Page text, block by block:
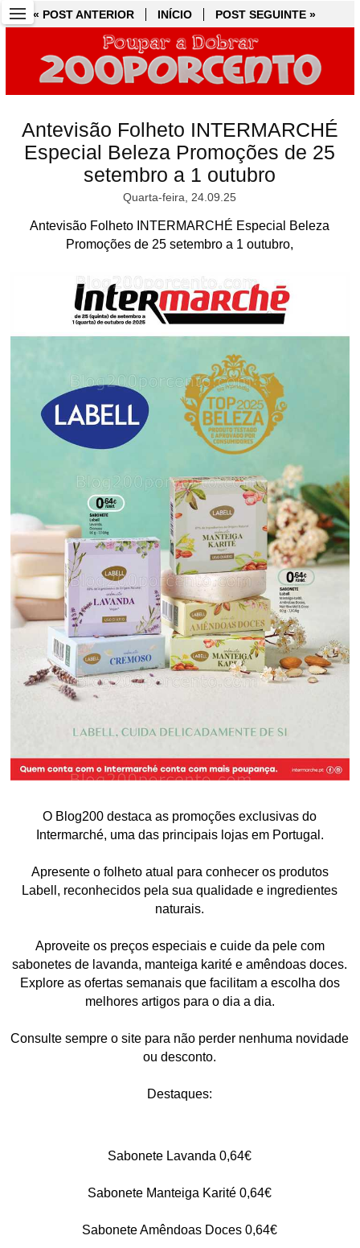
« POST ANTERIOR INÍCIO POST SEGUINTE »
Antevisão Folheto INTERMARCHÉ
Especial Beleza Promoções de 25
setembro a 1 outubro
Quarta-feira, 24.09.25
Antevisão Folheto INTERMARCHÉ Especial Beleza
Promoções de 25 setembro a 1 outubro,
O Blog200 destaca as promoções exclusivas do
Intermarché, uma das principais lojas em Portugal.
Apresente o folheto atual para conhecer os produtos
Labell, reconhecidos pela sua qualidade e ingredientes
naturais.
Aproveite os preços especiais e cuide da pele com
sabonetes de lavanda, manteiga karité e amêndoas doces.
Explore as ofertas semanais que facilitam a escolha dos
melhores artigos para o dia a dia.
Consulte sempre o site para não perder nenhuma novidade
ou desconto.
Destaques:
Sabonete Lavanda 0,64€
Sabonete Manteiga Karité 0,64€
Sabonete Amêndoas Doces 0,64€
« POST ANTERIOR INÍCIO POST SEGUINTE »